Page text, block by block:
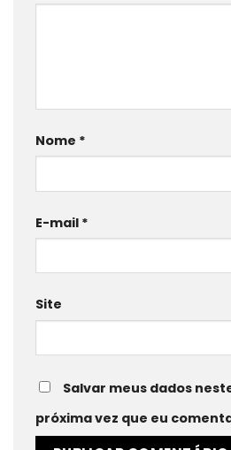
Nome *
E-mail *
Site
Salvar meus dados
próxima vez que eu